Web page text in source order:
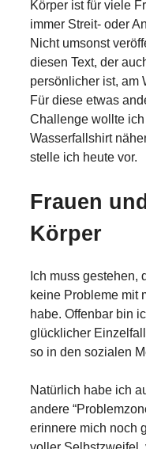
Körper ist für viele
immer Streit- oder
Nicht umsonst
diesen Text, der
persönlicher ist, am
Für diese etwas
Challenge wollte ich
Wasserfallshirt
stelle ich heute vor.
Frauen
Körper
Ich muss gestehen,
keine Probleme mit
habe. Offenbar bin
glücklicher
so in den sozialen
Natürlich habe ich
andere
erinnere mich noch